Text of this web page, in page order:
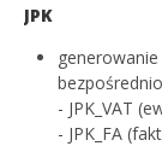
JPK
generowanie
- JPK_VAT
- JPK_FA